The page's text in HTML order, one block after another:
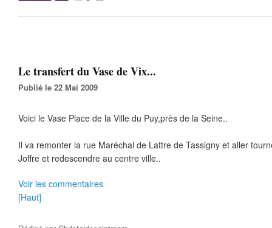
Le transfert du Vase de Vix...
Publié le 22 Mai 2009
Voici le Vase Place de la Ville du Puy,près de la Seine..
Il va remonter la rue Maréchal de Lattre de Tassigny et aller
Joffre et redescendre au centre ville..
Voir les commentaires
[Haut]